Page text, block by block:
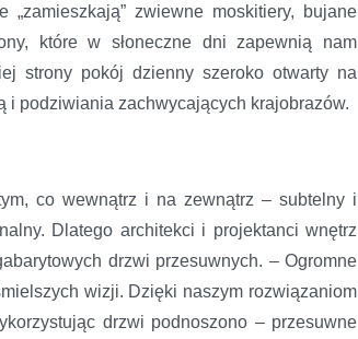
zwiewne moskitiery, bujane
które w słoneczne dni zapewnią nam
strony pokój dzienny szeroko otwarty na
i podziwiania zachwycających krajobrazów.
co wewnątrz i na zewnątrz – subtelny i
Dlatego architekci i projektanci wnętrz
drzwi przesuwnych. – Ogromne
wizji. Dzięki naszym rozwiązaniom
drzwi podnoszono – przesuwne